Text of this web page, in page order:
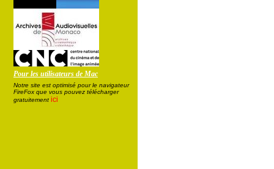
Pour les utilisateurs de Mac
Notre site est optimisé pour le navigateur
FireFox que vous pouvez télécharger
gratuitement ici